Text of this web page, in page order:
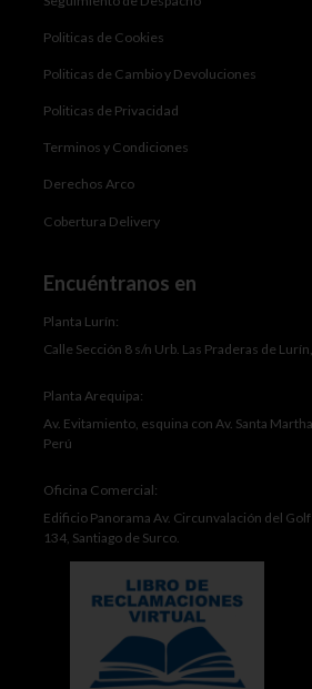
Politicas de Cookies
Politicas de Cambio y Devoluciones
Politicas de Privacidad
Terminos y Condiciones
Derechos Arco
Cobertura Delivery
Encuéntranos en
Planta Lurín:
Calle Sección 8 s/n Urb. Las Praderas de
Planta Arequipa:
Av. Evitamiento, esquina con Av. Santa
Perú
Oficina Comercial:
Edificio Panorama Av. Circunvalación del Golf
134, Santiago de Surco.